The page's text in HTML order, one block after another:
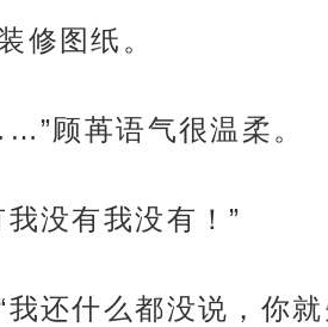
修图纸。
顾苒语气很温柔。
我没有我没有！”
我还什么都没说，你